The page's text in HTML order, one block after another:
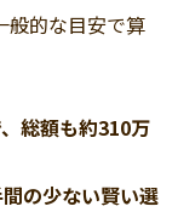
般的な目安で算
総額も約310万
の少ない賢い選